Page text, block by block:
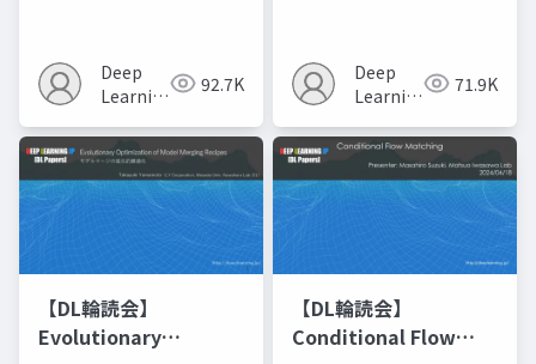
Deep
Learning
92.7K
Deep
Learning
71.9K
【DL輪読会】
Evolutionary
【DL輪読会】
Conditional Flow